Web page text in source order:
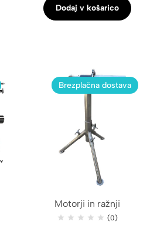
Dodaj v košarico
Brezplačna dostava
Motorji in ražnji
(0)